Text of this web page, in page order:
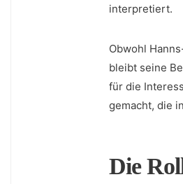
interpretiert.
Obwohl
bleibt seine
⁢für⁣ die
gemacht, die
Die